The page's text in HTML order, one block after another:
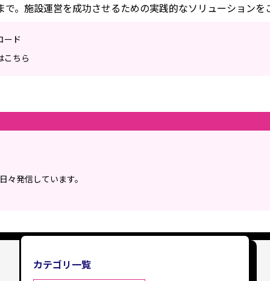
。施設運営を成功させるための実践的なソリューションを
ード
こちら
発信しています。
カテゴリ一覧